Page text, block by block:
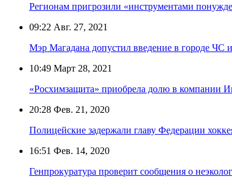
Регионам пригрозили «инструментами
09:22 Авг. 27, 2021
Мэр Магадана допустил введение в городе ЧС
10:49 Март 28, 2021
«Росхимзащита» приобрела долю в компании
20:28 Фев. 21, 2020
Полицейские задержали главу Федерации
16:51 Фев. 14, 2020
Генпрокуратура проверит сообщения о